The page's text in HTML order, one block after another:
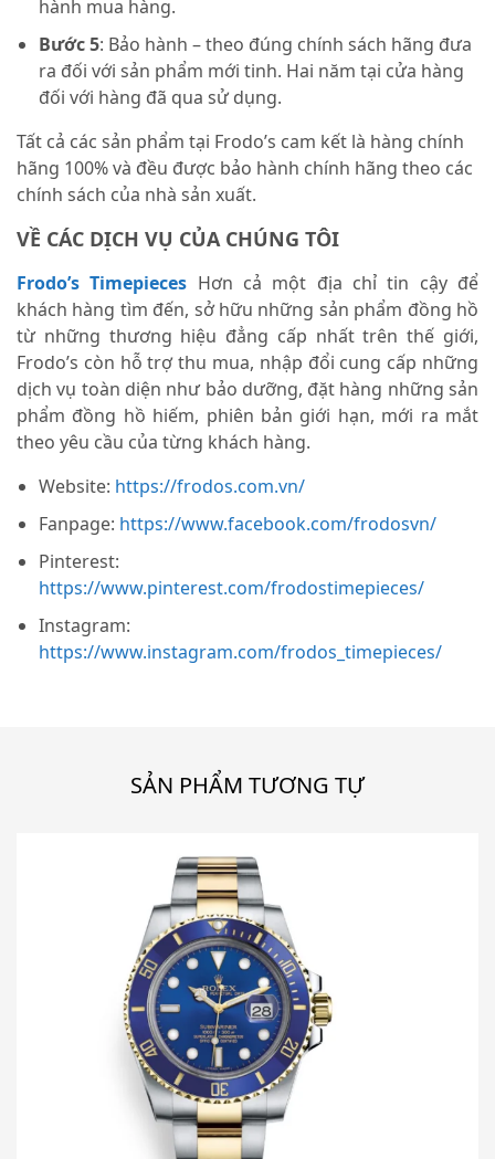
hành mua hàng.
Bước 5: Bảo hành – theo đúng chính sách hãng đưa
ra đối với sản phẩm mới tinh. Hai năm tại cửa hàng
đối với hàng đã qua sử dụng.
Tất cả các sản phẩm tại Frodo’s cam kết là hàng chính
hãng 100% và đều được bảo hành chính hãng theo các
chính sách của nhà sản xuất.
VỀ CÁC DỊCH VỤ CỦA CHÚNG TÔI
Frodo’s Timepieces Hơn cả một địa chỉ tin cậy để
khách hàng tìm đến, sở hữu những sản phẩm đồng hồ
từ những thương hiệu đẳng cấp nhất trên thế giới,
Frodo’s còn hỗ trợ thu mua, nhập đổi cung cấp những
dịch vụ toàn diện như bảo dưỡng, đặt hàng những sản
phẩm đồng hồ hiếm, phiên bản giới hạn, mới ra mắt
theo yêu cầu của từng khách hàng.
Website: https://frodos.com.vn/
Fanpage: https://www.facebook.com/frodosvn/
Pinterest:
https://www.pinterest.com/frodostimepieces/
Instagram:
https://www.instagram.com/frodos_timepieces/
SẢN PHẨM TƯƠNG TỰ